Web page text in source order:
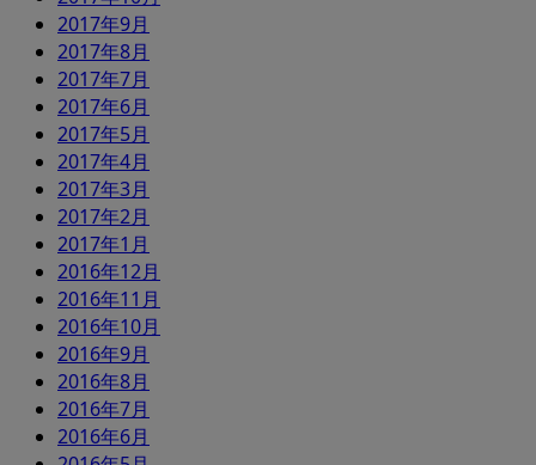
2017年9月
2017年8月
2017年7月
2017年6月
2017年5月
2017年4月
2017年3月
2017年2月
2017年1月
2016年12月
2016年11月
2016年10月
2016年9月
2016年8月
2016年7月
2016年6月